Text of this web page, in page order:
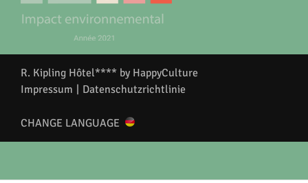
R. Kipling Hôtel**** by HappyCulture
Impressum | Datenschutzrichtlinie
CHANGE LANGUAGE